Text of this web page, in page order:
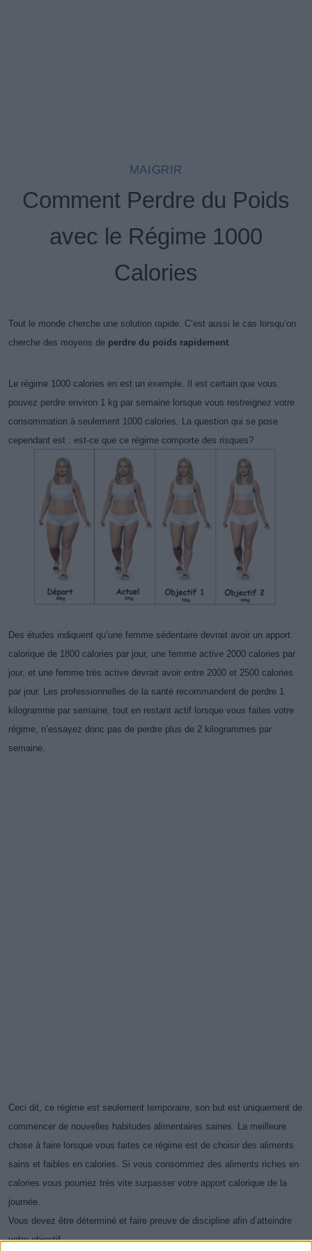
MAIGRIR
Comment Perdre du Poids
avec le Régime 1000
Calories
Tout le monde cherche une solution rapide. C’est aussi le cas lorsqu’on
cherche des moyens de perdre du poids rapidement.
Le régime 1000 calories en est un exemple. Il est certain que vous
pouvez perdre environ 1 kg par semaine lorsque vous restreignez votre
consommation à seulement 1000 calories. La question qui se pose
cependant est : est-ce que ce régime comporte des risques?
Des études indiquent qu’une femme sédentaire devrait avoir un apport
calorique de 1800 calories par jour, une femme active 2000 calories par
jour, et une femme très active devrait avoir entre 2000 et 2500 calories
par jour. Les professionnelles de la santé recommandent de perdre 1
kilogramme par semaine, tout en restant actif lorsque vous faites votre
régime, n’essayez donc pas de perdre plus de 2 kilogrammes par
semaine.
Ceci dit, ce régime est seulement temporaire, son but est uniquement de
commencer de nouvelles habitudes alimentaires saines. La meilleure
chose à faire lorsque vous faites ce régime est de choisir des aliments
sains et faibles en calories. Si vous consommez des aliments riches en
calories vous pourriez très vite surpasser votre apport calorique de la
journée.
Vous devez être déterminé et faire preuve de discipline afin d’atteindre
votre objectif.